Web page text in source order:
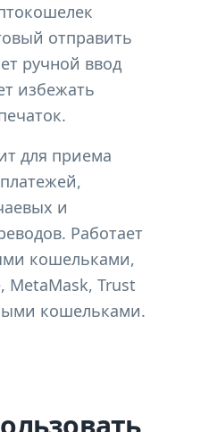
отправить
ручной ввод
избежать
для приема
и
Работает
кошельками,
MetaMask, Trust
кошельками.